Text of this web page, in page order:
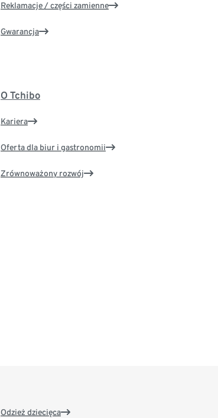
Reklamacje / części zamienne
Gwarancja
O Tchibo
Kariera
Oferta dla biur i gastronomii
Zrównoważony rozwój
Odzież dziecięca